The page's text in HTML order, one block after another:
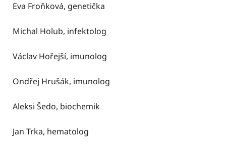
Eva Froňková, genetička
Michal Holub, infektolog
Václav Hořejší, imunolog
Ondřej Hrušák, imunolog
Aleksi Šedo, biochemik
Jan Trka, hematolog